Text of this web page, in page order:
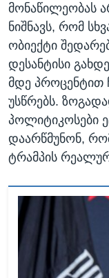
მონაწილეობას
ნიშნავს, რომ
ობიექტი
დესანტისი
მდე პროცენტით
უსწრებს.
პოლიტიკოსები
დაარწმუნონ,
ტრამპის